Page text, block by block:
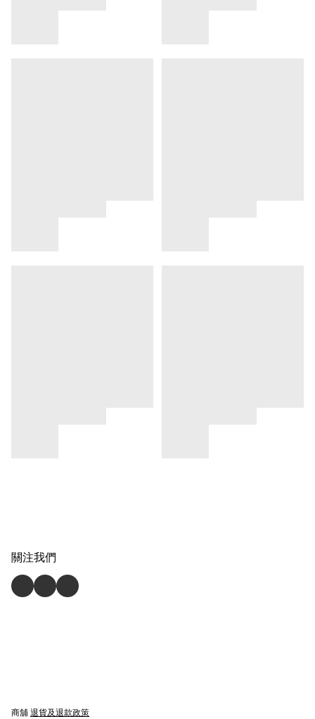
關注我們
商舖 退貨及退款政策